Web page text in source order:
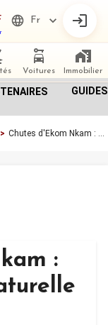
Fr
Voitures Immobilier
GUIDES
> Chutes d'Ekom Nkam : Une Merveille Naturelle du Cameroun
: